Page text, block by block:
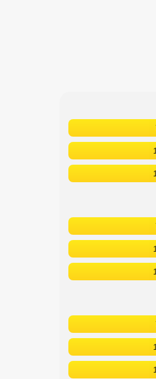
Сетевые отели Сейшел
Сетевые отели Маврикия